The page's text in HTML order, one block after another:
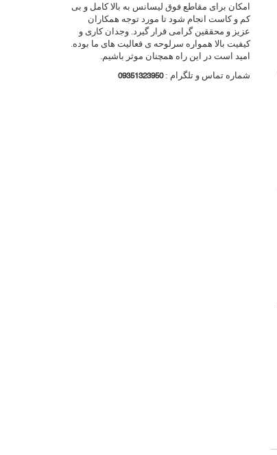
امکان برای مقاطع فوق لیسانس به بالا کامل و بی
کم و کاست انجام شود تا مورد توجه همکاران
عزیز و محققین گرامی قرار گیرد. وجدان کاری و
کیفیت بالا همواره سرلوحه ی فعالیت های ما بوده.
امید است در این راه همچنان موثر باشیم.
شماره تماس و تلگرام :09351323950